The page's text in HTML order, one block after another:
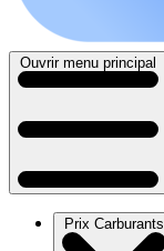
Ouvrir menu principal
Prix Carburants